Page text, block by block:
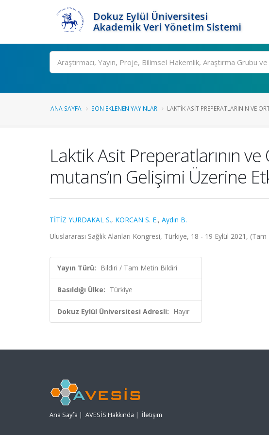
Dokuz Eylül Üniversitesi
Akademik Veri Yönetim Sistemi
Ara
ANA SAYFA SON EKLENEN YAYINLAR LAKTIK ASIT PREPERATLARININ VE
Laktik Asit Preperatlarının
mutans’ın Gelişimi Üzerine
TİTİZ YURDAKAL S., KORCAN S. E., Aydın B.
Uluslararası Sağlık Alanları Kongresi, Türkiye, 18 - 19 Eylül 2021,
Yayın Türü: Bildiri / Tam Metin Bildiri
Basıldığı Ülke: Türkiye
Dokuz Eylül Üniversitesi Adresli: Hayır
Ana Sayfa | AVESİS Hakkında | İletişim